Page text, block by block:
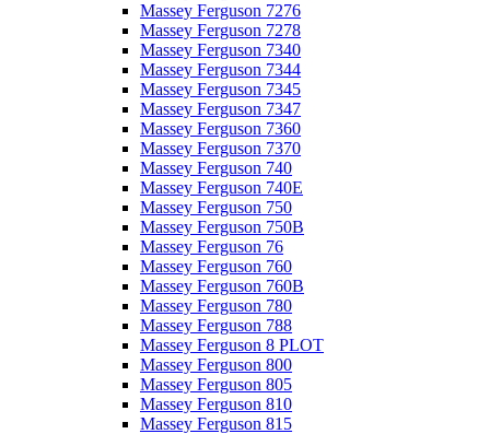
Massey Ferguson 7276
Massey Ferguson 7278
Massey Ferguson 7340
Massey Ferguson 7344
Massey Ferguson 7345
Massey Ferguson 7347
Massey Ferguson 7360
Massey Ferguson 7370
Massey Ferguson 740
Massey Ferguson 740E
Massey Ferguson 750
Massey Ferguson 750B
Massey Ferguson 76
Massey Ferguson 760
Massey Ferguson 760B
Massey Ferguson 780
Massey Ferguson 788
Massey Ferguson 8 PLOT
Massey Ferguson 800
Massey Ferguson 805
Massey Ferguson 810
Massey Ferguson 815